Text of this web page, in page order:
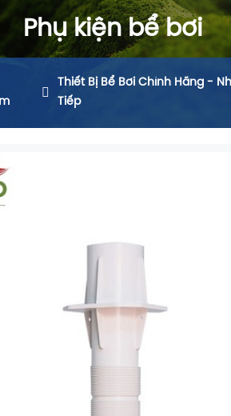
Phụ kiện bể bơi
Thiết Bị Bể Bơi Chính Hãng -
Tiếp